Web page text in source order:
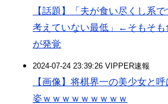
【話題】「夫が食い尽くし系
考えていない最低」←そもそも
が発覚
2024-07-24 23:39:26 VIPPER速報
【画像】将棋界一の美少女と
姿ｗｗｗｗｗｗｗｗｗ